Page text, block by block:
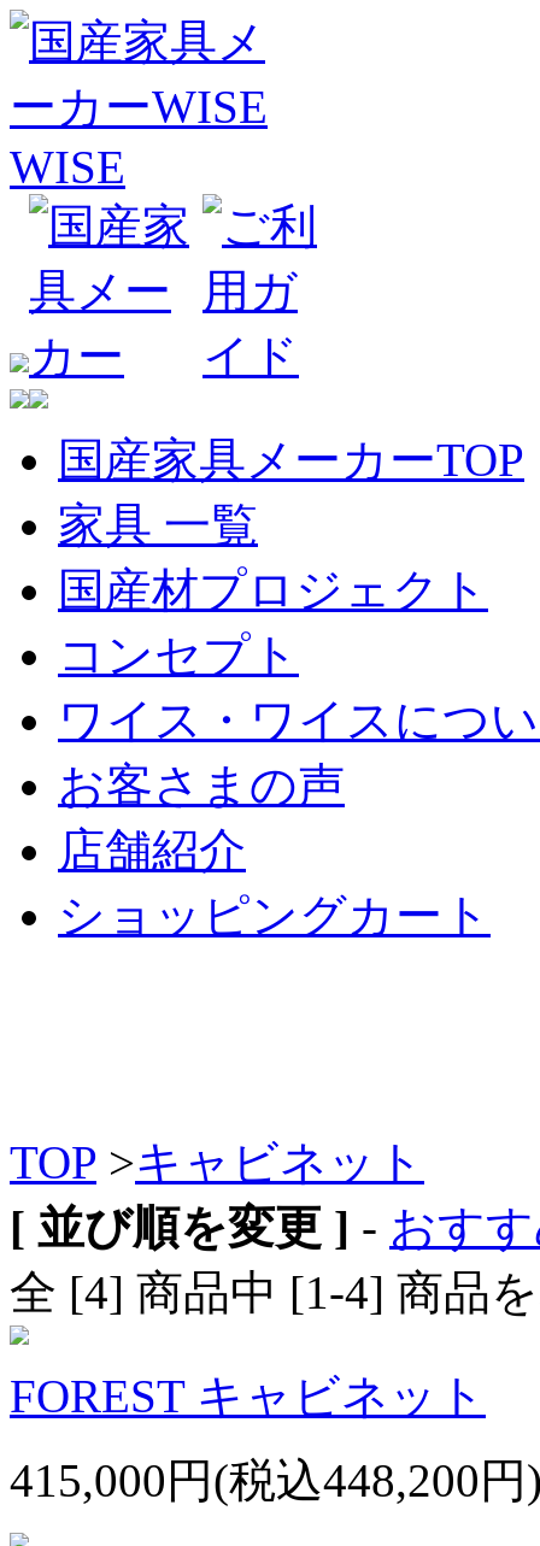
国産家具メーカーTOP
家具 一覧
国産材プロジェクト
コンセプト
ワイス・ワイスにつ
お客さまの声
店舗紹介
ショッピングカート
TOP >キャビネット
[ 並び順を変更 ] - おす
全 [4] 商品中 [1-4] 商品
FOREST キャビネット
415,000円(税込448,200円